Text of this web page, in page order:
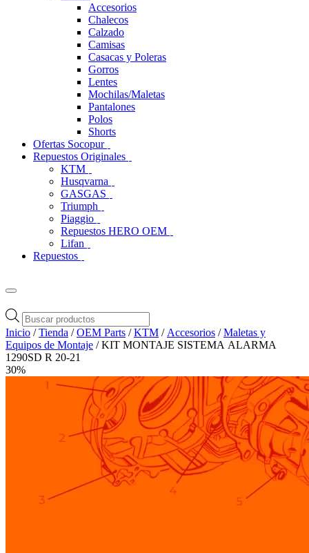
Accesorios
Chalecos
Calzado
Camisas
Casacas y Poleras
Gorros
Lentes
Mochilas/Maletas
Pantalones
Polos
Shorts
Ofertas Socopur
Repuestos Originales
KTM
Husqvarna
GASGAS
Triumph
Piaggio
Repuestos HERO OEM
Lifan
Repuestos
Búsqueda
de
productos
Inicio /Tienda /OEM Parts /KTM / Accesorios /Maletas y
Equipos de Montaje / KIT MONTAJE SISTEMA ALARMA
1290SD R 20-21
30%